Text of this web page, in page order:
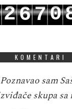
2670
KOMENTARI
Poznavao sam
skupa